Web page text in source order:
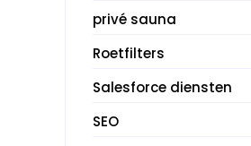
privé sauna
Roetfilters
Salesforce diensten
SEO